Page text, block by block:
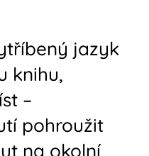
jazyk
knihu,
–
pohroužit
na okolní